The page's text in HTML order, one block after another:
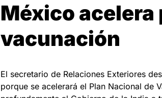
México acelera
vacunación
El secretario de Relaciones Exteriores
porque se acelerará el Plan Nacional de